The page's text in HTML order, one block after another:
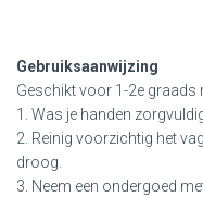
Gebruiksaanwijzing
Geschikt voor 1-2e graads
1. Was je handen
2. Reinig voorzichtig het
droog.
3. Neem een ondergoed